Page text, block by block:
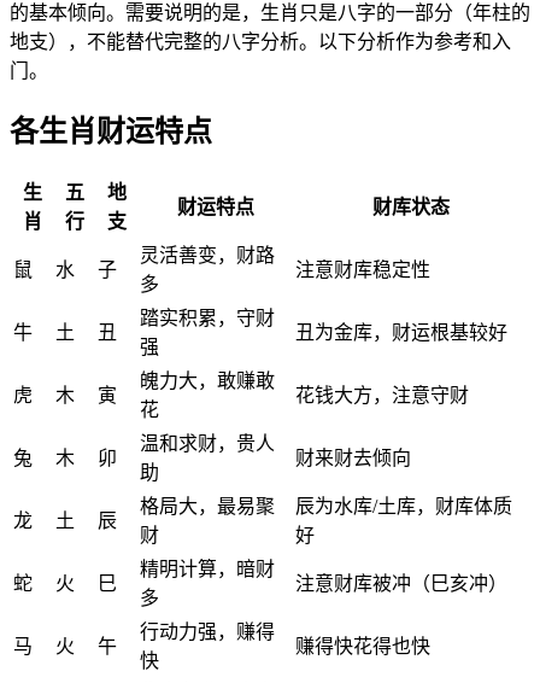
的基本倾向。需要说明的是，生肖只是八字的一部分（年柱的
地支），不能替代完整的八字分析。以下分析作为参考和入
门。
各生肖财运特点
生
肖
五
行
地
支
财运特点 财库状态
鼠 水 子
灵活善变，财路
多
注意财库稳定性
牛 土 丑
踏实积累，守财
强
丑为金库，财运根基较好
虎 木 寅
魄力大，敢赚敢
花
花钱大方，注意守财
兔 木 卯
温和求财，贵人
助
财来财去倾向
龙 土 辰
格局大，最易聚
财
辰为水库/土库，财库体质
好
蛇 火 巳
精明计算，暗财
多
注意财库被冲（巳亥冲）
马 火 午
行动力强，赚得
快
赚得快花得也快